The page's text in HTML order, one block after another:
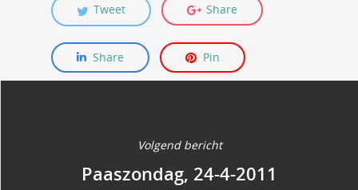
Tweet Share
Share Pin
Volgend bericht
Paaszondag, 24-4-2011